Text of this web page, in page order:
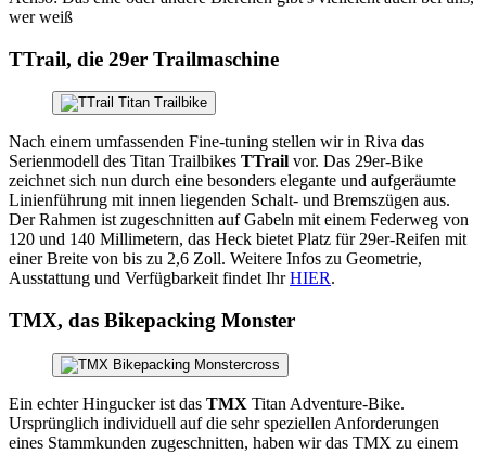
wer weiß
TTrail, die 29er Trailmaschine
Nach einem umfassenden Fine-tuning stellen wir in Riva das
Serienmodell des Titan Trailbikes TTrail vor. Das 29er-Bike
zeichnet sich nun durch eine besonders elegante und aufgeräumte
Linienführung mit innen liegenden Schalt- und Bremszügen aus.
Der Rahmen ist zugeschnitten auf Gabeln mit einem Federweg von
120 und 140 Millimetern, das Heck bietet Platz für 29er-Reifen mit
einer Breite von bis zu 2,6 Zoll. Weitere Infos zu Geometrie,
Ausstattung und Verfügbarkeit findet IhrHIER.
TMX, das Bikepacking Monster
Ein echter Hingucker ist das TMX Titan Adventure-Bike.
Ursprünglich individuell auf die sehr speziellen Anforderungen
eines Stammkunden zugeschnitten, haben wir das TMX zu einem